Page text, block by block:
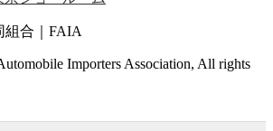
組合｜FAIA
Importers Association, All rights